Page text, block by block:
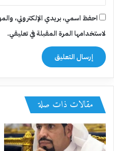
احفظ اسمي، بريدي الإلكتروني،
لاستخدامها المرة المقبلة في تعليقي.
مقالات ذات صلة